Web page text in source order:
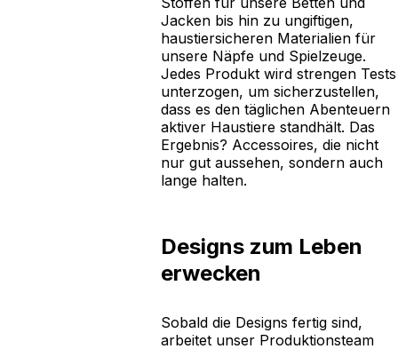
Jacken bis hin zu ungiftigen,
haustiersicheren Materialien für
unsere Näpfe und Spielzeuge.
Jedes Produkt wird strengen Tests
unterzogen, um sicherzustellen,
dass es den täglichen Abenteuern
aktiver Haustiere standhält. Das
Ergebnis? Accessoires, die nicht
nur gut aussehen, sondern auch
lange halten.
Designs zum Leben
erwecken
Sobald die Designs fertig sind,
arbeitet unser Produktionsteam